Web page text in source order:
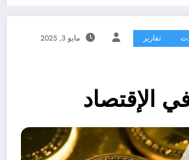
تقارير مايو 3, 2025
الإقتصاد